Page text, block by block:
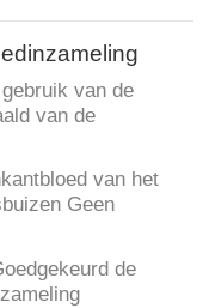
van de
van de
van het
Geen
de